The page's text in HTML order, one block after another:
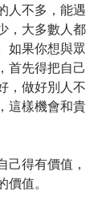
人不多，能遇
，大多數人都
如果你想與眾
首先得把自己
，做好別人不
這樣機會和貴
己得有價值，
值。